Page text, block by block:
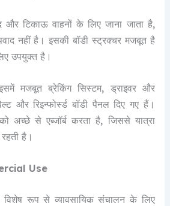
टिकाऊ वाहनों के लिए जाना जाता है,
नहीं है। इसकी बॉडी स्ट्रक्चर मजबूत है
उपयुक्त है।
मजबूत ब्रेकिंग सिस्टम, ड्राइवर और
और रिइन्फोर्स्ड बॉडी पैनल दिए गए हैं।
अच्छे से एब्जॉर्ब करता है, जिससे यात्रा
है।
Use
रूप से व्यावसायिक संचालन के लिए